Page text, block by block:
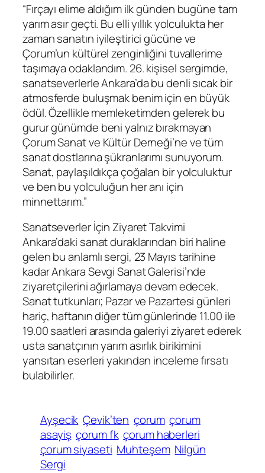
“Fırçayı elime aldığım ilk günden bugüne tam
yarım asır geçti. Bu elli yıllık yolculukta her
zaman sanatın iyileştirici gücüne ve
Çorum’un kültürel zenginliğini tuvallerime
taşımaya odaklandım. 26. kişisel sergimde,
sanatseverlerle Ankara’da bu denli sıcak bir
atmosferde buluşmak benim için en büyük
ödül. Özellikle memleketimden gelerek bu
gurur günümde beni yalnız bırakmayan
Çorum Sanat ve Kültür Derneği’ne ve tüm
sanat dostlarına şükranlarımı sunuyorum.
Sanat, paylaşıldıkça çoğalan bir yolculuktur
ve ben bu yolculuğun her anı için
minnettarım.”
Sanatseverler İçin Ziyaret Takvimi
Ankara’daki sanat duraklarından biri haline
gelen bu anlamlı sergi, 23 Mayıs tarihine
kadar Ankara Sevgi Sanat Galerisi’nde
ziyaretçilerini ağırlamaya devam edecek.
Sanat tutkunları; Pazar ve Pazartesi günleri
hariç, haftanın diğer tüm günlerinde 11.00 ile
19.00 saatleri arasında galeriyi ziyaret ederek
usta sanatçının yarım asırlık birikimini
yansıtan eserleri yakından inceleme fırsatı
bulabilirler.
Ayşecik Çevik’ten çorum çorum
asayiş çorum fk çorum haberleri
çorum siyaseti Muhteşem Nilgün
Sergi